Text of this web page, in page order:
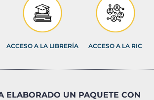
ACCESO A LA LIBRERÍA ACCESO A LA RIC
ELABORADO UN PAQUETE CON